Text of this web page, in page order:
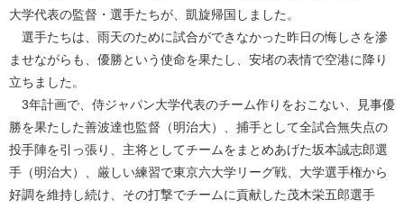
大学代表の監督・選手たちが、凱旋帰国しました。
選手たちは、雨天のために試合ができなかった昨日の悔しさを滲
ませながらも、優勝という使命を果たし、安堵の表情で空港に降り
立ちました。
3年計画で、侍ジャパン大学代表のチーム作りをおこない、見事優
勝を果たした善波達也監督（明治大）、捕手として全試合無失点の
投手陣を引っ張り、主将としてチームをまとめあげた坂本誠志郎選
手（明治大）、厳しい練習で東京六大学リーグ戦、大学選手権から
好調を維持し続け、その打撃でチームに貢献した茂木栄五郎選手